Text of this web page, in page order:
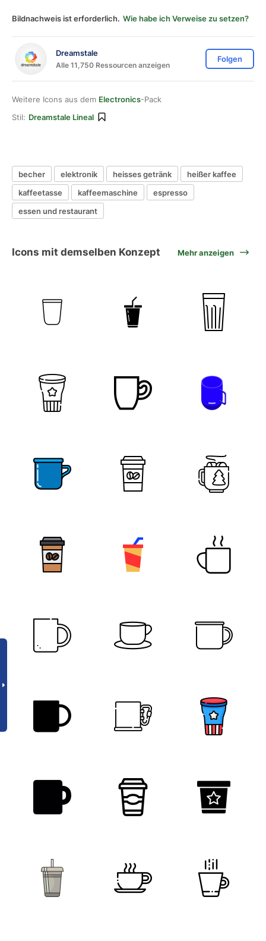
Bildnachweis ist erforderlich. Wie habe ich Verweise zu setzen?
Dreamstale
Alle 11,750 Ressourcen anzeigen
Folgen
Weitere Icons aus dem Electronics-Pack
Stil: Dreamstale Lineal
becher elektronik heisses getränk
heißer kaffee
kaffeetasse
kaffeemaschine
espresso
essen und restaurant
Icons mit demselben Konzept Mehr anzeigen